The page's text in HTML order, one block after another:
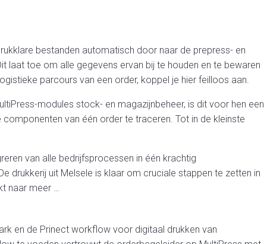
bestanden automatisch door naar de prepress- en
laat toe om alle gegevens ervan bij te houden en te bewaren
parcours van een order, koppel je hier feilloos aan.
modules stock- en magazijnbeheer, is dit voor hen een
van één order te traceren. Tot in de kleinste
van alle bedrijfsprocessen in één krachtig
drukkerij uit Melsele is klaar om cruciale stappen te zetten in
naar meer …
en de Prinect workflow voor digitaal drukken van